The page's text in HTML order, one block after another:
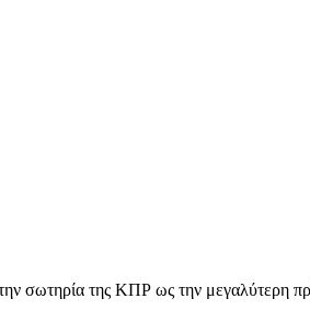
την σωτηρία της ΚΠΡ ως την μεγαλύτερη